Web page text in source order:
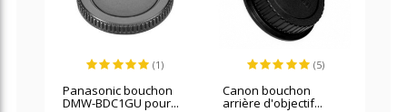
(1)
Panasonic bouchon
DMW-BDC1GU pour...
(5)
Canon bouchon
arrière d'objectif...